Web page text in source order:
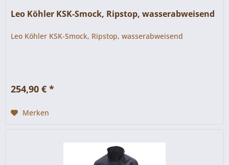
Leo Köhler KSK-Smock, Ripstop, wasserabweisend
Leo Köhler KSK-Smock, Ripstop, wasserabweisend
254,90 € *
Merken